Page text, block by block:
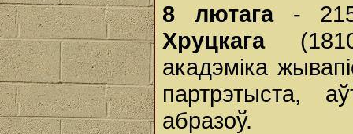
8 лютага- 215
Хруцкага(1810-
акадэміка
партрэтыста,
абразоў.